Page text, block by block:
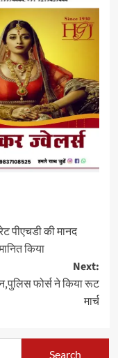
पीएचडी की मानद
किया
Next:
फोर्स ने किया रूट
मार्च